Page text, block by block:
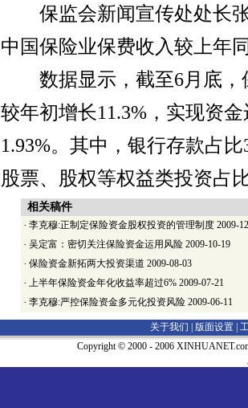
保监会新闻宣传处处长张
中国保险业保费收入较上年
数据显示，截至6月底，
较年初增长11.3%，实现资
1.93%。其中，银行存款占
股票、股权等权益类投资占
相关稿件
· 李克穆:正制定保险资金股权投资的管理制度 2009-
· 吴定富：密切关注保险资金运用风险 2009-10-19
· 保险资金新拓两大投资渠道 2009-08-03
· 上半年保险资金年化收益率超过6% 2009-07-21
· 李克穆:严控保险资金多元化投资风险 2009-06-11
关于我们 | 版面设置
Copyright © 2000 - 2006